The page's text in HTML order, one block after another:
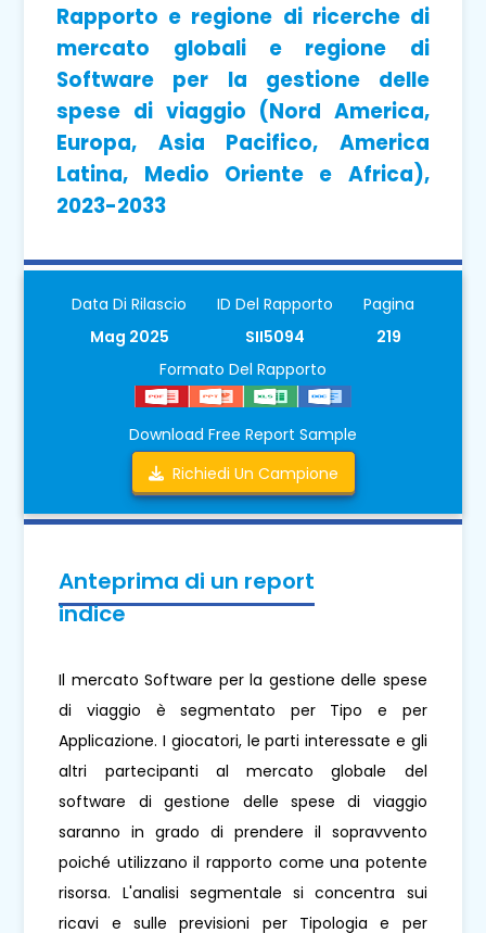
Rapporto e regione di ricerche di
mercato globali e regione di
Software per la gestione delle
spese di viaggio (Nord America,
Europa, Asia Pacifico, America
Latina, Medio Oriente e Africa),
2023-2033
Data Di Rilascio
Mag 2025
ID Del Rapporto
SII5094
Pagina
219
Formato Del Rapporto
Download Free Report Sample
Richiedi Un Campione
Anteprima di un report
indice
Il mercato Software per la gestione delle spese
di viaggio è segmentato per Tipo e per
Applicazione. I giocatori, le parti interessate e gli
altri partecipanti al mercato globale del
software di gestione delle spese di viaggio
saranno in grado di prendere il sopravvento
poiché utilizzano il rapporto come una potente
risorsa. L'analisi segmentale si concentra sui
ricavi e sulle previsioni per Tipologia e per